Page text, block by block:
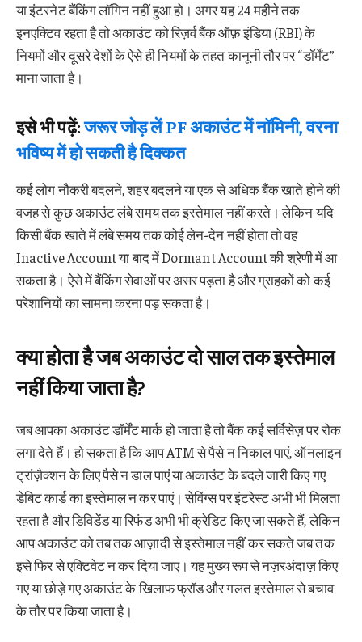
या इंटरनेट बैंकिंग लॉगिन नहीं हुआ हो। अगर यह 24 महीने तक
इनएक्टिव रहता है तो अकाउंट को रिज़र्व बैंक ऑफ़ इंडिया (RBI) के
नियमों और दूसरे देशों के ऐसे ही नियमों के तहत कानूनी तौर पर “डॉर्मेंट”
माना जाता है।
इसे भी पढ़ें:जरूर जोड़ लें PF अकाउंट में नॉमिनी, वरना
भविष्य में हो सकती है दिक्कत
कई लोग नौकरी बदलने, शहर बदलने या एक से अधिक बैंक खाते होने की
वजह से कुछ अकाउंट लंबे समय तक इस्तेमाल नहीं करते। लेकिन यदि
किसी बैंक खाते में लंबे समय तक कोई लेन-देन नहीं होता तो वह
Inactive Account या बाद में Dormant Account की श्रेणी में आ
सकता है। ऐसे में बैंकिंग सेवाओं पर असर पड़ता है और ग्राहकों को कई
परेशानियों का सामना करना पड़ सकता है।
क्या होता है जब अकाउंट दो साल तक इस्तेमाल
नहीं किया जाता है?
जब आपका अकाउंट डॉर्मेंट मार्क हो जाता है तो बैंक कई सर्विसेज़ पर रोक
लगा देते हैं। हो सकता है कि आप ATM से पैसे न निकाल पाएं, ऑनलाइन
ट्रांज़ैक्शन के लिए पैसे न डाल पाएं या अकाउंट के बदले जारी किए गए
डेबिट कार्ड का इस्तेमाल न कर पाएं। सेविंग्स पर इंटरेस्ट अभी भी मिलता
रहता है और डिविडेंड या रिफंड अभी भी क्रेडिट किए जा सकते हैं, लेकिन
आप अकाउंट को तब तक आज़ादी से इस्तेमाल नहीं कर सकते जब तक
इसे फिर से एक्टिवेट न कर दिया जाए। यह मुख्य रूप से नज़रअंदाज़ किए
गए या छोड़े गए अकाउंट के खिलाफ फ्रॉड और गलत इस्तेमाल से बचाव
के तौर पर किया जाता है।